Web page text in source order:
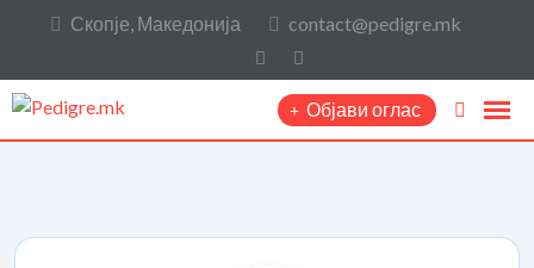
Скопје, Македонија contact@pedigre.mk
Објави оглас